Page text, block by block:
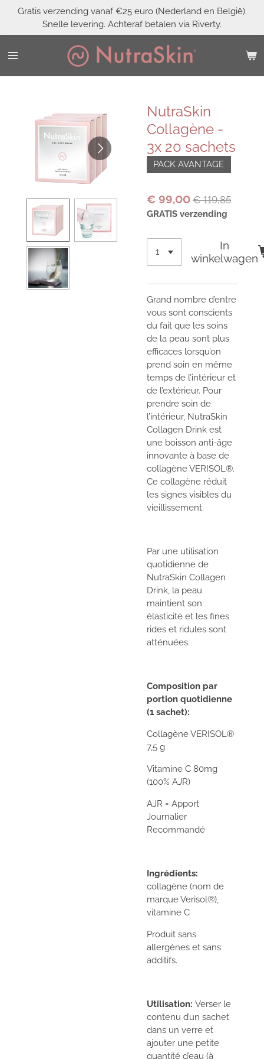
naar
de
Gratis verzending vanaf €25 euro (Nederland en België).
Snelle levering. Achteraf betalen via Riverty.
NutraSkin
Collagène -
3x 20 sachets
PACK AVANTAGE
€ 99,00 € 119,85
GRATIS verzending
In
winkelwagen
Grand nombre d’entre
vous sont conscients
du fait que les soins
de la peau sont plus
efficaces lorsqu’on
prend soin en même
temps de l’intérieur et
de l’extérieur. Pour
prendre soin de
l’intérieur, NutraSkin
Collagen Drink est
une boisson anti-âge
innovante à base de
collagène VERISOL®.
Ce collagène réduit
les signes visibles du
vieillissement.
Par une utilisation
quotidienne de
NutraSkin Collagen
Drink, la peau
maintient son
élasticité et les fines
rides et ridules sont
atténuées.
Composition par
portion quotidienne
(1 sachet):
Collagène VERISOL®
7,5 g
Vitamine C 80mg
(100% AJR)
AJR = Apport
Journalier
Recommandé
Ingrédients:
collagène (nom de
marqueVerisol®),
vitamine C
Produit sans
allergènes et sans
additifs.
Utilisation: Verser le
contenu d’un sachet
dans un verre et
ajouter une petite
quantité d’eau (à